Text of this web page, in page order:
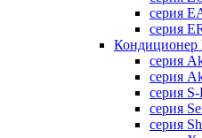
серия
серия
cерия
серия
серия
серия
серия